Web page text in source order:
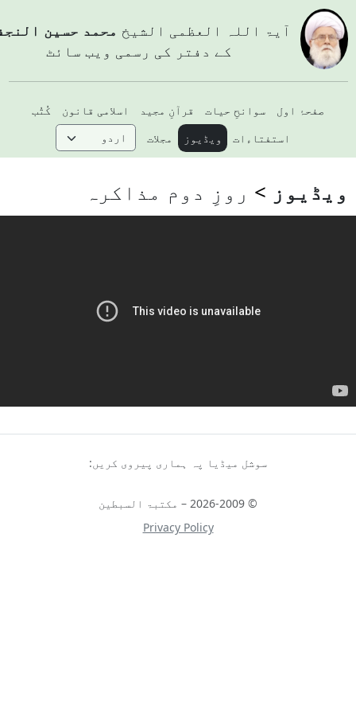
آيۃ اللہ العظمی الشيخمحمد حسین
کے دفتر کی رسمی ویب سائٹ
صفحۂ اول سوانحِ حیات قرآنِ مجید اسلامی قانون
کُتُب
استفتاءات
ویڈیوز مجلات
روزِ دوم مذاکرہ
سوشل میڈیا پہ ہماری پیروی کریں:
Privacy Policy